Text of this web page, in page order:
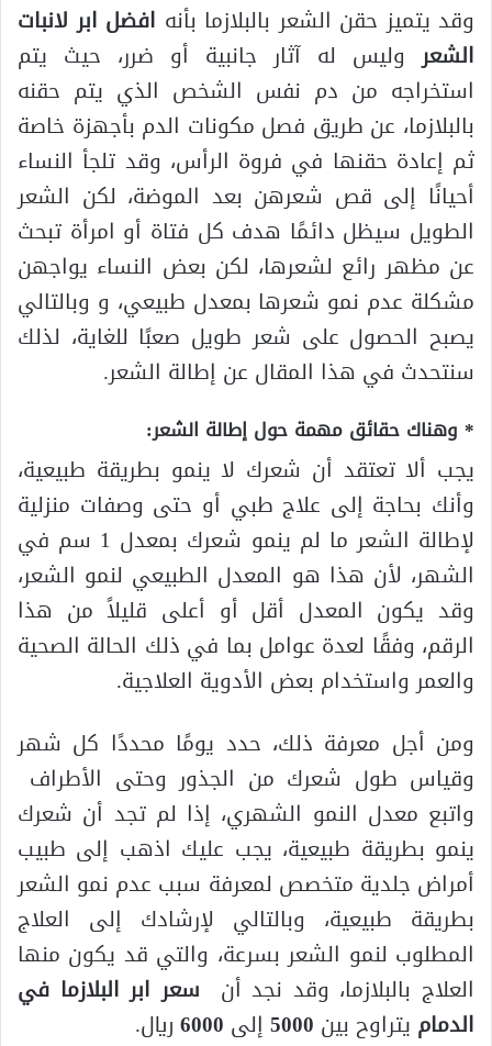
وقد يتميز حقن الشعر بالبلازما بأنه افضل ابر لانبات
الشعر وليس له آثار جانبية أو ضرر، حيث يتم
استخراجه من دم نفس الشخص الذي يتم حقنه
بالبلازما، عن طريق فصل مكونات الدم بأجهزة خاصة
ثم إعادة حقنها في فروة الرأس، وقد تلجأ النساء
أحيانًا إلى قص شعرهن بعد الموضة، لكن الشعر
الطويل سيظل دائمًا هدف كل فتاة أو امرأة تبحث
عن مظهر رائع لشعرها، لكن بعض النساء يواجهن
مشكلة عدم نمو شعرها بمعدل طبيعي، و وبالتالي
يصبح الحصول على شعر طويل صعبًا للغاية، لذلك
سنتحدث في هذا المقال عن إطالة الشعر.
* وهناك حقائق مهمة حول إطالة الشعر:
يجب ألا تعتقد أن شعرك لا ينمو بطريقة طبيعية،
وأنك بحاجة إلى علاج طبي أو حتى وصفات منزلية
لإطالة الشعر ما لم ينمو شعرك بمعدل 1 سم في
الشهر، لأن هذا هو المعدل الطبيعي لنمو الشعر،
وقد يكون المعدل أقل أو أعلى قليلاً من هذا
الرقم، وفقًا لعدة عوامل بما في ذلك الحالة الصحية
والعمر واستخدام بعض الأدوية العلاجية.
ومن أجل معرفة ذلك، حدد يومًا محددًا كل شهر
وقياس طول شعرك من الجذور وحتى الأطراف
واتبع معدل النمو الشهري، إذا لم تجد أن شعرك
ينمو بطريقة طبيعية، يجب عليك اذهب إلى طبيب
أمراض جلدية متخصص لمعرفة سبب عدم نمو الشعر
بطريقة طبيعية، وبالتالي لإرشادك إلى العلاج
المطلوب لنمو الشعر بسرعة، والتي قد يكون منها
العلاج بالبلازما، وقد نجد أن سعر ابر البلازما في
الدمام يتراوح بين 5000إلى 6000ريال.